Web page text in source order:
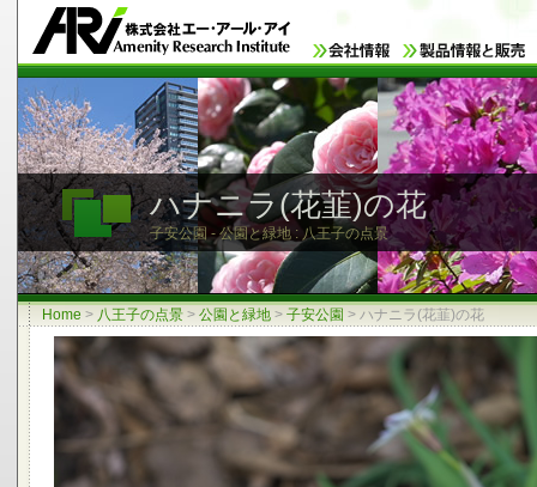
ハナニラ(花韮)の花
子安公園 - 公園と緑地 : 八王子の点景
Home > 八王子の点景 > 公園と緑地 > 子安公園 > ハナニラ(花韮)の花